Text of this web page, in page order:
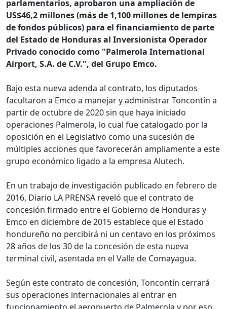
parlamentarios, aprobaron una ampliación de
US$46,2 millones (más de 1,100 millones de lempiras
de fondos públicos) para el financiamiento de parte
del Estado de Honduras al Inversionista Operador
Privado conocido como "Palmerola International
Airport, S.A. de C.V.", del Grupo Emco.
Bajo esta nueva adenda al contrato, los diputados
facultaron a Emco a manejar y administrar Toncontín a
partir de octubre de 2020 sin que haya iniciado
operaciones Palmerola, lo cual fue catalogado por la
oposición en el Legislativo como una sucesión de
múltiples acciones que favorecerán ampliamente a este
grupo económico ligado a la empresa Alutech.
En un trabajo de investigación publicado en febrero de
2016, Diario LA PRENSA reveló que el contrato de
concesión firmado entre el Gobierno de Honduras y
Emco en diciembre de 2015 establece que el Estado
hondureño no percibirá ni un centavo en los próximos
28 años de los 30 de la concesión de esta nueva
terminal civil, asentada en el Valle de Comayagua.
Según este contrato de concesión, Toncontín cerrará
sus operaciones internacionales al entrar en